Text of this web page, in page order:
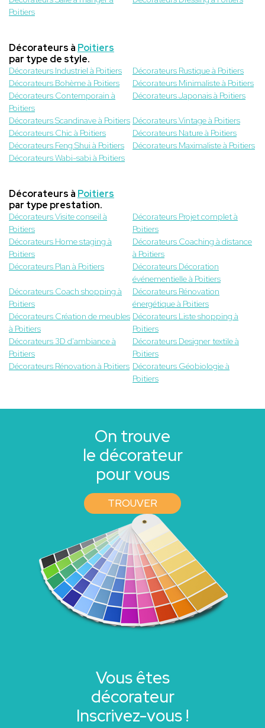
Poitiers
Décorateurs à Poitiers
par type de style.
Décorateurs Industriel à Poitiers
Décorateurs Rustique à Poitiers
Décorateurs Bohème à Poitiers
Décorateurs Minimaliste à Poitiers
Décorateurs Contemporain à
Poitiers
Décorateurs Japonais à Poitiers
Décorateurs Scandinave à Poitiers Décorateurs Vintage à Poitiers
Décorateurs Chic à Poitiers
Décorateurs Nature à Poitiers
Décorateurs Feng Shui à Poitiers
Décorateurs Maximaliste à Poitiers
Décorateurs Wabi-sabi à Poitiers
Décorateurs à Poitiers
par type prestation.
Décorateurs Visite conseil à
Poitiers
Décorateurs Projet complet à
Poitiers
Décorateurs Home staging à
Poitiers
Décorateurs Coaching à distance
à Poitiers
Décorateurs Plan à Poitiers
Décorateurs Décoration
événementielle à Poitiers
Décorateurs Coach shopping à
Poitiers
Décorateurs Rénovation
énergétique à Poitiers
Décorateurs Création de meubles
à Poitiers
Décorateurs Liste shopping à
Poitiers
Décorateurs 3D d'ambiance à
Poitiers
Décorateurs Designer textile à
Poitiers
Décorateurs Rénovation à Poitiers Décorateurs Géobiologie à
Poitiers
On trouve
le décorateur
pour vous
TROUVER
Vous êtes
décorateur
Inscrivez-vous !